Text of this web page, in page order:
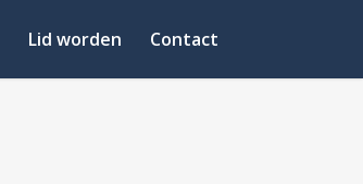
Lid worden Contact